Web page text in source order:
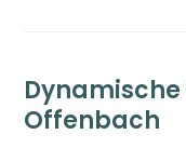
Offenbach